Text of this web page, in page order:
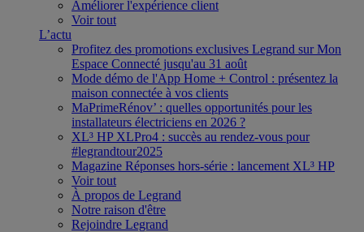
Améliorer l'expérience client
Voir tout
L’actu
Profitez des promotions exclusives Legrand sur Mon
Espace Connecté jusqu'au 31 août
Mode démo de l'App Home + Control : présentez la
maison connectée à vos clients
MaPrimeRénov’ : quelles opportunités pour les
installateurs électriciens en 2026 ?
XL³ HP XLPro4 : succès au rendez-vous pour
#legrandtour2025
Magazine Réponses hors-série : lancement XL³ HP
Voir tout
À propos de Legrand
Notre raison d'être
Rejoindre Legrand